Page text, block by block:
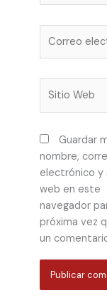
electrónico*
Web
Guardar
nombre,
electrónico y
web en este
navegador
próxima vez
un